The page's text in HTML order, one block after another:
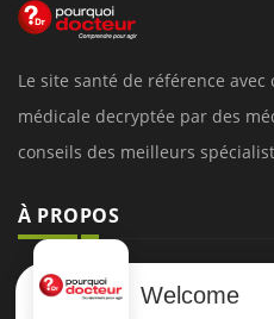
Le site santé de référence
médicale decryptée par des
conseils des meilleurs
À PROPOS
Données personnelles et
Welcome